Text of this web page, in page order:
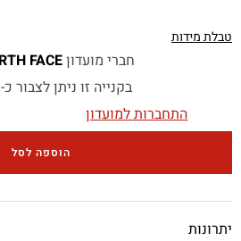
טבלת מידות
חברי מועדוןTHE NORTH FACE
בקנייה זו ניתן לצבור כ-3 נקודות
התחברות למועדון
הוספה לסל
יתרונות